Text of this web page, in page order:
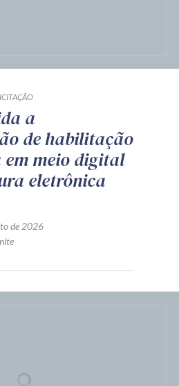
a
de habilitação
meio digital
eletrônica
de 2026